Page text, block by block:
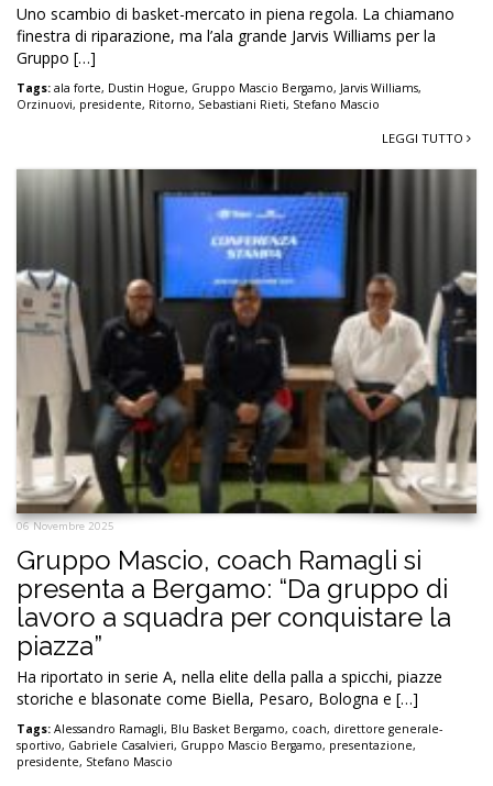
Uno scambio di basket-mercato in piena regola. La chiamano
finestra di riparazione, ma l’ala grande Jarvis Williams per la
Gruppo […]
Tags: ala forte, Dustin Hogue, Gruppo Mascio Bergamo, Jarvis Williams,
Orzinuovi, presidente, Ritorno, Sebastiani Rieti, Stefano Mascio
LEGGI TUTTO
06 Novembre 2025
Gruppo Mascio, coach Ramagli si
presenta a Bergamo: “Da gruppo di
lavoro a squadra per conquistare la
piazza”
Ha riportato in serie A, nella elite della palla a spicchi, piazze
storiche e blasonate come Biella, Pesaro, Bologna e […]
Tags: Alessandro Ramagli, Blu Basket Bergamo, coach, direttore generale-
sportivo, Gabriele Casalvieri, Gruppo Mascio Bergamo, presentazione,
presidente, Stefano Mascio